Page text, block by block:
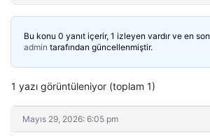
Bu konu 0 yanıt içerir, 1 izleyen vardır ve en son
admin tarafından güncellenmiştir.
1 yazı görüntüleniyor (toplam 1)
Mayıs 29, 2026: 6:05 pm